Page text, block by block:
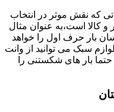
که نقش موثر در انتخاب
و کالا است،به عنوان مثال
بار حرف اول را خواهد
سبک می توانید از وانت
حتما بار های شکستنی را